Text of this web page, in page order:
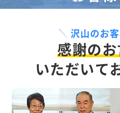
沢山のお
感謝の
いただいて